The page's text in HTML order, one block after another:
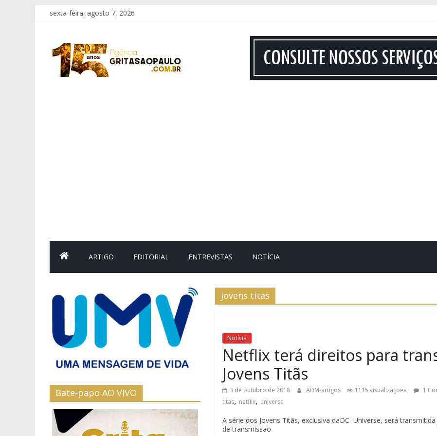
Pular
conteúdo
sexta-feira, agosto 7, 2026
Grita
São
ARTIGO EDITORIAL ENTREVISTAS NOTÍCIA
jovens titas
Notícia
Netflix terá direitos para
Jovens Titãs
3 de outubro de 2018 ADM-artigos 1115 visualizações 1
titas, netflix, universe
A série dos Jovens Titãs, exclusiva daDC Universe, será
de transmissão
Bate-papo AO VIVO